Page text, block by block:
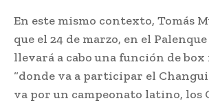
En este mismo contexto, Tomás
que el 24 de marzo, en el
llevará a cabo una función de
“donde va a participar el
va por un campeonato latino, los